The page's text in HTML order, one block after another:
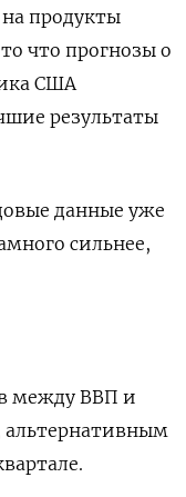
продукты
что прогнозы о
США
результаты
данные уже
сильнее,
между ВВП и